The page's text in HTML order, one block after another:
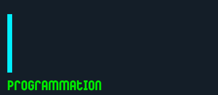
Programmation